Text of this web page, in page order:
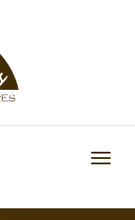
Toggle